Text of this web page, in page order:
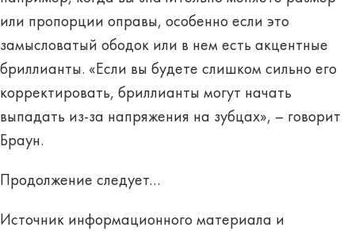
или пропорции оправы, особенно если это
замысловатый ободок или в нем есть акцентные
бриллианты. «Если вы будете слишком сильно его
корректировать, бриллианты могут начать
выпадать из-за напряжения на зубцах», – говорит
Браун.
Продолжение следует…
Источник информационного материала и